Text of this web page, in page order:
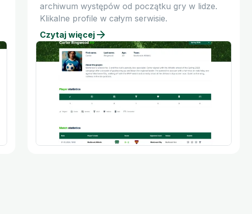
archiwum występów od początku gry w lidze.
Klikalne profile w całym serwisie.
Czytaj więcej